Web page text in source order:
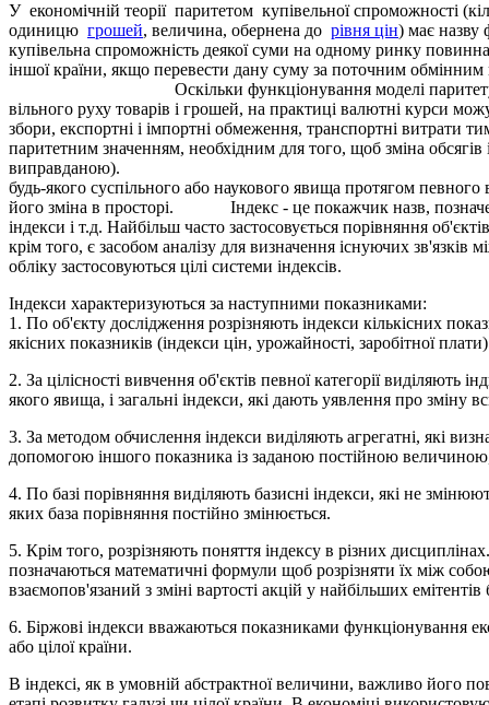
У економічній теорії паритетом купівельної спроможності
одиницю грошей, величина, обернена до рівня цін) має назву
купівельна спроможність деякої суми на одному ринку
іншої країни, якщо перевести дану суму за поточним
Оскільки функціонування моделі паритету
вільного руху товарів і грошей, на практиці валютні курси
збори, експортні і імпортні обмеження, транспортні витрати
паритетним значенням, необхідним для того, щоб зміна
виправданою). Індекс - це відносний
будь-якого суспільного або наукового явища протягом
його зміна в просторі. Індекс - це покажчик назв,
індекси і т.д. Найбільш часто застосовується порівняння
крім того, є засобом аналізу для визначення існуючих
обліку застосовуються цілі системи індексів.
Індекси характеризуються за наступними показниками:
1. По об'єкту дослідження розрізняють індекси кількісних
якісних показників (індекси цін, урожайності, заробітної
2. За цілісності вивчення об'єктів певної категорії виділяють
якого явища, і загальні індекси, які дають уявлення про зміну
3. За методом обчислення індекси виділяють агрегатні, які
допомогою іншого показника із заданою постійною
4. По базi порівняння виділяють базисні індекси, які не
яких база порівняння постійно змінюється.
5. Крім того, розрізняють поняття індексу в різних
позначаються математичні формули щоб розрізняти їх між
взаємопов'язаний з зміні вартості акцій у найбільших емітентів
6. Біржові індекси вважаються показниками функціонування
або цілої країни.
В індексі, як в умовній абстрактної величини, важливо його